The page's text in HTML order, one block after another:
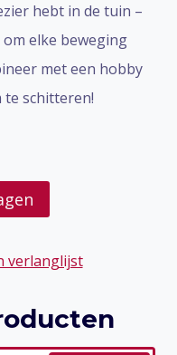
hebt in de tuin –
elke beweging
met een hobby
schitteren!
verlanglijst